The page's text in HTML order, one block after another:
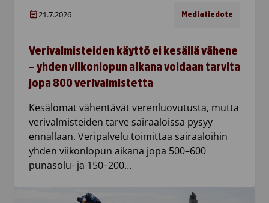
21.7.2026 Mediatiedote
Verivalmisteiden käyttö ei kesällä vähene
– yhden viikonlopun aikana voidaan tarvita
jopa 800 verivalmistetta
Kesälomat vähentävät verenluovutusta, mutta
verivalmisteiden tarve sairaaloissa pysyy
ennallaan. Veripalvelu toimittaa sairaaloihin
yhden viikonlopun aikana jopa 500–600
punasolu- ja 150–200…